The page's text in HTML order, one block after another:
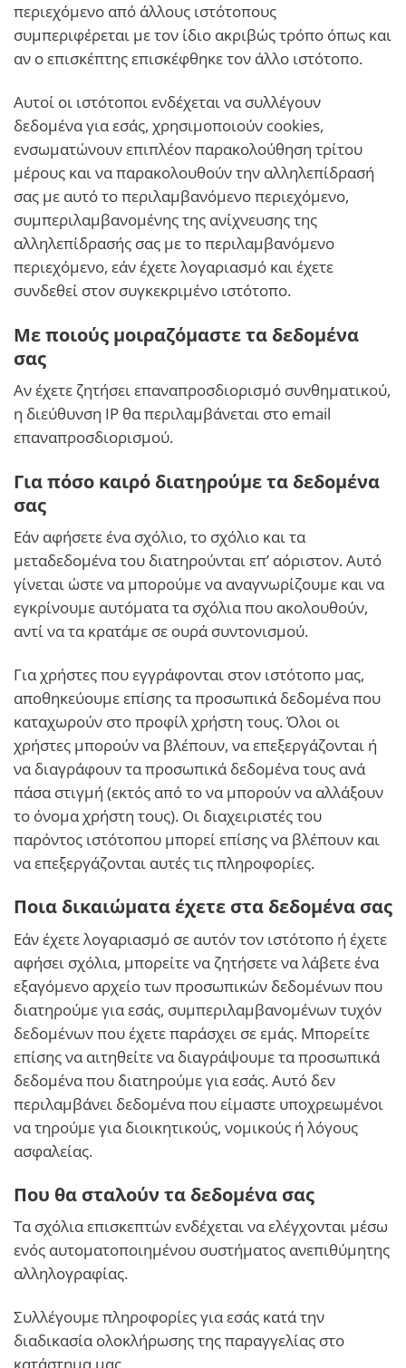
περιεχόμενο από άλλους ιστότοπους
συμπεριφέρεται με τον ίδιο ακριβώς τρόπο όπως και
αν ο επισκέπτης επισκέφθηκε τον άλλο ιστότοπο.
Αυτοί οι ιστότοποι ενδέχεται να συλλέγουν
δεδομένα για εσάς, χρησιμοποιούν cookies,
ενσωματώνουν επιπλέον παρακολούθηση τρίτου
μέρους και να παρακολουθούν την αλληλεπίδρασή
σας με αυτό το περιλαμβανόμενο περιεχόμενο,
συμπεριλαμβανομένης της ανίχνευσης της
αλληλεπίδρασής σας με το περιλαμβανόμενο
περιεχόμενο, εάν έχετε λογαριασμό και έχετε
συνδεθεί στον συγκεκριμένο ιστότοπο.
Με ποιούς μοιραζόμαστε τα δεδομένα
σας
Αν έχετε ζητήσει επαναπροσδιορισμό συνθηματικού,
η διεύθυνση IP θα περιλαμβάνεται στο email
επαναπροσδιορισμού.
Για πόσο καιρό διατηρούμε τα δεδομένα
σας
Εάν αφήσετε ένα σχόλιο, το σχόλιο και τα
μεταδεδομένα του διατηρούνται επ’ αόριστον. Αυτό
γίνεται ώστε να μπορούμε να αναγνωρίζουμε και να
εγκρίνουμε αυτόματα τα σχόλια που ακολουθούν,
αντί να τα κρατάμε σε ουρά συντονισμού.
Για χρήστες που εγγράφονται στον ιστότοπο μας,
αποθηκεύουμε επίσης τα προσωπικά δεδομένα που
καταχωρούν στο προφίλ χρήστη τους. Όλοι οι
χρήστες μπορούν να βλέπουν, να επεξεργάζονται ή
να διαγράφουν τα προσωπικά δεδομένα τους ανά
πάσα στιγμή (εκτός από το να μπορούν να αλλάξουν
το όνομα χρήστη τους). Οι διαχειριστές του
παρόντος ιστότοπου μπορεί επίσης να βλέπουν και
να επεξεργάζονται αυτές τις πληροφορίες.
Ποια δικαιώματα έχετε στα δεδομένα σας
Εάν έχετε λογαριασμό σε αυτόν τον ιστότοπο ή έχετε
αφήσει σχόλια, μπορείτε να ζητήσετε να λάβετε ένα
εξαγόμενο αρχείο των προσωπικών δεδομένων που
διατηρούμε για εσάς, συμπεριλαμβανομένων τυχόν
δεδομένων που έχετε παράσχει σε εμάς. Μπορείτε
επίσης να αιτηθείτε να διαγράψουμε τα προσωπικά
δεδομένα που διατηρούμε για εσάς. Αυτό δεν
περιλαμβάνει δεδομένα που είμαστε υποχρεωμένοι
να τηρούμε για διοικητικούς, νομικούς ή λόγους
ασφαλείας.
Που θα σταλούν τα δεδομένα σας
Τα σχόλια επισκεπτών ενδέχεται να ελέγχονται μέσω
ενός αυτοματοποιημένου συστήματος ανεπιθύμητης
αλληλογραφίας.
Συλλέγουμε πληροφορίες για εσάς κατά την
διαδικασία ολοκλήρωσης της παραγγελίας στο